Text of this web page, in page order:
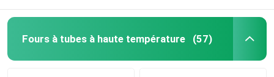
Fours à tubes à haute température (57)